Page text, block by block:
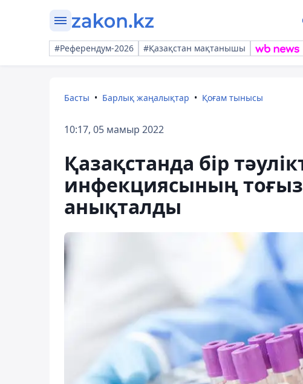
#Референдум-2026 #Қазақстан мақтанышы
Басты Барлық жаңалықтар Қоғам тынысы
10:17, 05 мамыр 2022
Қазақстанда бір
инфекциясының
анықталды